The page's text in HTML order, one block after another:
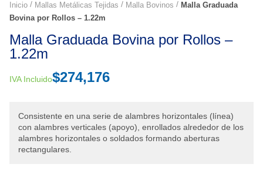
Inicio Mallas Metálicas Tejidas Malla Bovinos
Malla Graduada
Bovina por Rollos – 1.22m
Malla Graduada Bovina por Rollos –
1.22m
$274,176
IVA Incluido
Consistente en una serie de alambres horizontales (línea)
con alambres verticales (apoyo), enrollados alrededor de los
alambres horizontales o soldados formando aberturas
rectangulares.